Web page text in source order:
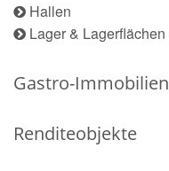
Hallen
Lager & Lagerflächen
Gastro-Immobilien
Renditeobjekte